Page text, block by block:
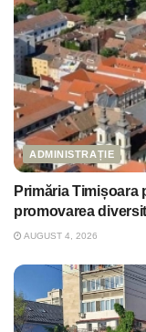
ADMINISTRAȚIE
Primăria Timișoara
promovarea
AUGUST 4, 2026